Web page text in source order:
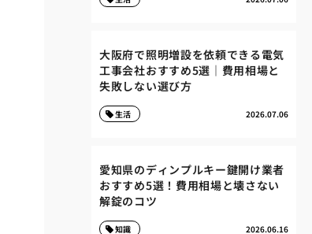
大阪府で照明増設を依頼できる電気
工事会社おすすめ5選｜費用相場と
失敗しない選び方
2026.07.06
生活
愛知県のディンプルキー鍵開け業者
おすすめ5選！費用相場と壊さない
解錠のコツ
2026.06.16
知識